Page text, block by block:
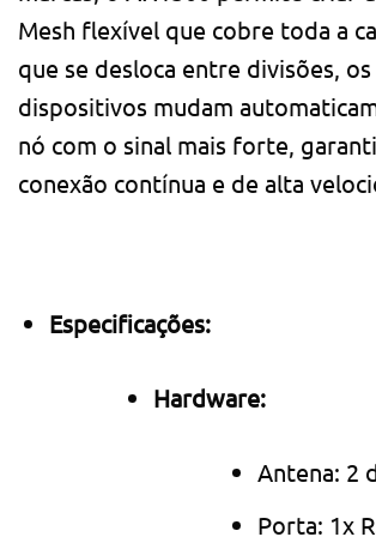
Mesh flexível que cobre toda a
que se desloca entre divisões, os
dispositivos mudam
nó com o sinal mais forte,
conexão contínua e de alta
Especificações:
Hardware:
Antena: 2
Porta: 1x